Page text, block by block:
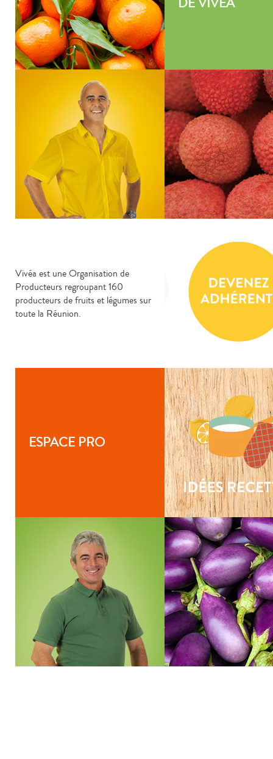
Vivéa est une Organisation de
Producteurs regroupant 160
producteurs de fruits et légumes sur
toute la Réunion.
ESPACE PRO